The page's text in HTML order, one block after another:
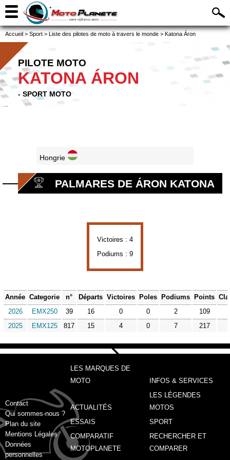
Accueil > Sport > Liste des pilotes de moto à travers le monde > Katona Áron
PILOTE MOTO
KATONA ÁRON
- SPORT MOTO
Hongrie
PALMARES DE ÁRON KATONA
Victoires : 4
Podiums : 9
Année Categorie n° Départs Victoires Poles Podiums Points
2026
EMX250 39 16 0 0 2
109
2025
EMX125 817 15 4 0 7 217
Contact
Qui sommes-nous ?
Plan du site
Mentions Légales
Données
personnelles
LES MARQUES DE
MOTO
INFOS & SERVICES
ACTUALITÉS
LES LÉGENDES
MOTOS
ESSAIS
SPORT
COMPARATIF
MOTOPLANETE
RECHERCHER ET
COMPARER